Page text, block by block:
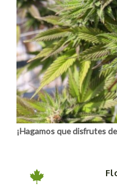
¡Hagamos que disfrutes